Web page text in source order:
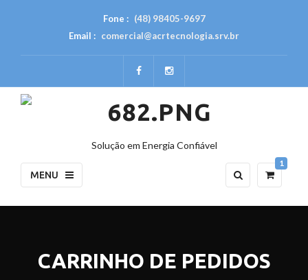
Fone : (48) 98405-9697
Email : comercial@acrtecnologia.srv.br
Solução em Energia Confiável
1
MENU
CARRINHO DE PEDIDOS